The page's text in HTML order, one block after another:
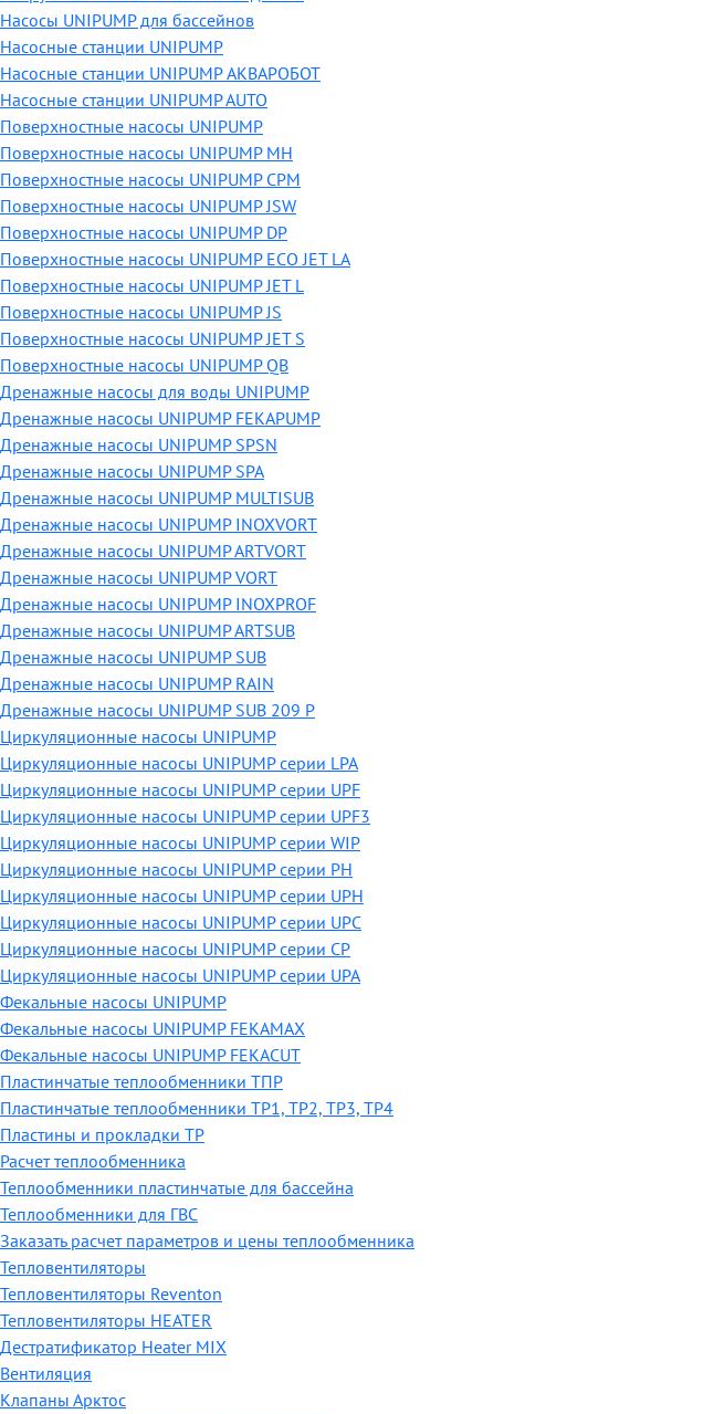
Насосы UNIPUMP для бассейнов
Насосные станции UNIPUMP
Насосные станции UNIPUMP АКВАРОБОТ
Насосные станции UNIPUMP AUTO
Поверхностные насосы UNIPUMP
Поверхностные насосы UNIPUMP MH
Поверхностные насосы UNIPUMP CPM
Поверхностные насосы UNIPUMP JSW
Поверхностные насосы UNIPUMP DP
Поверхностные насосы UNIPUMP ECO JET LA
Поверхностные насосы UNIPUMP JET L
Поверхностные насосы UNIPUMP JS
Поверхностные насосы UNIPUMP JET S
Поверхностные насосы UNIPUMP QB
Дренажные насосы для воды UNIPUMP
Дренажные насосы UNIPUMP FEKAPUMP
Дренажные насосы UNIPUMP SPSN
Дренажные насосы UNIPUMP SPA
Дренажные насосы UNIPUMP MULTISUB
Дренажные насосы UNIPUMP INOXVORT
Дренажные насосы UNIPUMP ARTVORT
Дренажные насосы UNIPUMP VORT
Дренажные насосы UNIPUMP INOXPROF
Дренажные насосы UNIPUMP ARTSUB
Дренажные насосы UNIPUMP SUB
Дренажные насосы UNIPUMP RAIN
Дренажные насосы UNIPUMP SUB 209 P
Циркуляционные насосы UNIPUMP
Циркуляционные насосы UNIPUMP серии LPA
Циркуляционные насосы UNIPUMP серии UPF
Циркуляционные насосы UNIPUMP серии UPF3
Циркуляционные насосы UNIPUMP серии WIP
Циркуляционные насосы UNIPUMP серии PH
Циркуляционные насосы UNIPUMP серии UPH
Циркуляционные насосы UNIPUMP серии UPC
Циркуляционные насосы UNIPUMP серии CP
Циркуляционные насосы UNIPUMP серии UPA
Фекальные насосы UNIPUMP
Фекальные насосы UNIPUMP FEKAMAX
Фекальные насосы UNIPUMP FEKACUT
Пластинчатые теплообменники ТПР
Пластинчатые теплообменники ТР1, ТР2, ТР3, ТР4
Пластины и прокладки ТР
Расчет теплообменника
Теплообменники пластинчатые для бассейна
Теплообменники для ГВС
Заказать расчет параметров и цены теплообменника
Тепловентиляторы
Тепловентиляторы Reventon
Тепловентиляторы HEATER
Дестратификатор Heater MIX
Вентиляция
Клапаны Арктос